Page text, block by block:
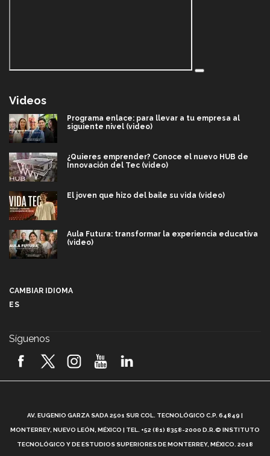
Videos
Programa enlace: para llevar a tu empresa al
siguiente nivel (video)
¿Quieres emprender? Conoce el nuevo HUB de
Innovación del Tec (video)
El joven que hizo del baile su vida (video)
Aula Futura: transformar la experiencia educativa
(video)
2026! (video)
¿Cómo es el Modelo Educativo Tec? (video)
CAMBIAR IDIOMA
ES
Síguenos
AV. EUGENIO GARZA SADA 2501 SUR COL. TECNOLÓGICO C.P. 64849 |
MONTERREY, NUEVO LEÓN, MÉXICO | TEL. +52 (81) 8358-2000 D.R.© INSTITUTO
TECNOLÓGICO Y DE ESTUDIOS SUPERIORES DE MONTERREY, MÉXICO. 2018